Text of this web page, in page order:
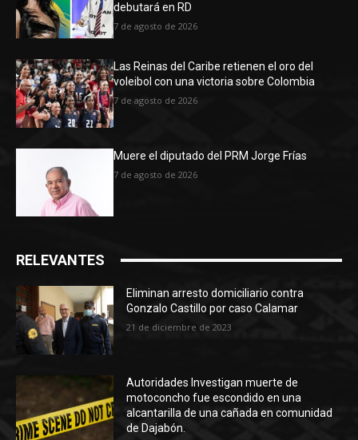
debutará en RD
7 de agosto de 2026
Las Reinas del Caribe retienen el oro del
voleibol con una victoria sobre Colombia
7 de agosto de 2026
Muere el diputado del PRM Jorge Frías
7 de agosto de 2026
RELEVANTES
Eliminan arresto domiciliario contra
Gonzalo Castillo por caso Calamar
21 de diciembre de 2023
Autoridades Investigan muerte de
motoconcho fue escondido en una
alcantarilla de una cañada en comunidad
de Dajabón.